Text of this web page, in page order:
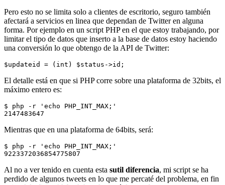
Pero esto no se limita solo a clientes de escritorio, seguro también
afectará a servicios en linea que dependan de Twitter en alguna
forma. Por ejemplo en un script PHP en el que estoy trabajando, por
limitar el tipo de datos que inserto a la base de datos estoy haciendo
una conversión lo que obtengo de la API de Twitter:
$updateid = (int) $status->id;
El detalle está en que si PHP corre sobre una plataforma de 32bits, el
máximo entero es:
$ php -r 'echo PHP_INT_MAX;'
Mientras que en una plataforma de 64bits, será:
$ php -r 'echo PHP_INT_MAX;'
Al no a ver tenido en cuenta esta sutil diferencia, mi script se ha
perdido de algunos tweets en lo que me percaté del problema, en fin